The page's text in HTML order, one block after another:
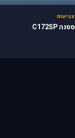
צביעות
ססנה C172SP